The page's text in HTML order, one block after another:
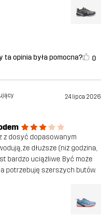
ta opinia była pomocna? 0
24 lipca 2026
z dosyć dopasowanym
że dłuższe (niż godzina,
bardzo uciążliwe. Być może
potrzebuję szerszych butów.